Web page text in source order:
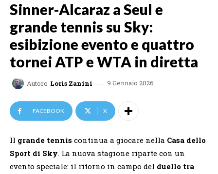
Sinner-Alcaraz a Seul e
grande tennis su Sky:
esibizione evento e quattro
tornei ATP e WTA in diretta
Autore Loris Zanini 9 Gennaio 2026
FACEBOOK X
Il grande tennis continua a giocare nella Casa dello
Sport di Sky. La nuova stagione riparte con un
evento speciale: il ritorno in campo del duello tra